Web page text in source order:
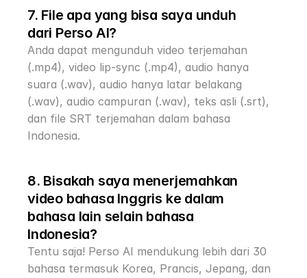
7. File apa yang bisa saya unduh
dari Perso AI?
Anda dapat mengunduh video terjemahan
(.mp4), video lip-sync (.mp4), audio hanya
suara (.wav), audio hanya latar belakang
(.wav), audio campuran (.wav), teks asli (.srt),
dan file SRT terjemahan dalam bahasa
Indonesia.
8. Bisakah saya menerjemahkan
video bahasa Inggris ke dalam
bahasa lain selain bahasa
Indonesia?
Tentu saja! Perso AI mendukung lebih dari 30
bahasa termasuk Korea, Prancis, Jepang, dan